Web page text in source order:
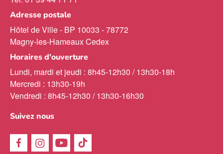
Adresse postale
Hôtel de Ville - BP 10033 - 78772
Magny-les-Hameaux Cedex
Horaires d'ouverture
Lundi, mardi et jeudi : 8h45-12h30 / 13h30-18h
Mercredi : 13h30-19h
Vendredi : 8h45-12h30 / 13h30-16h30
Suivez nous